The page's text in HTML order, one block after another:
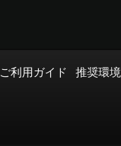
ご利用ガイド 推奨環境